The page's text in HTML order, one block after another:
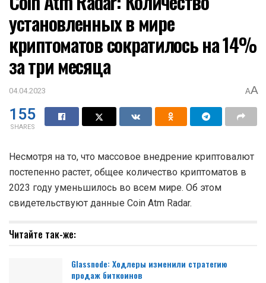
установленных в мире
криптоматов сократилось на 14%
за три месяца
04.04.2023 AA
155
SHARES
Несмотря на то, что массовое внедрение криптовалют
постепенно растет, общее количество криптоматов в
2023 году уменьшилось во всем мире. Об этом
свидетельствуют данные Coin Atm Radar.
Читайте так-же:
Glassnode: Ходлеры изменили стратегию
продаж биткоинов